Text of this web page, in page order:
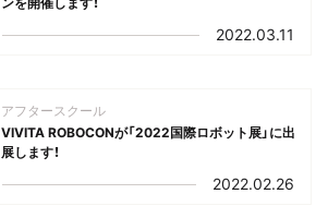
2022.03.11
アフタースクール
VIVITA ROBOCONが「2022国際ロボット展」に出
展します！
2022.02.26